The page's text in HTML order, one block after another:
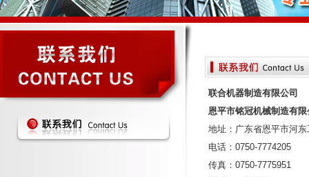
联合机器制造有限公司
恩平市铭冠机械制造有限
地址：广东省恩平市河东
电话：0750-7774205
传真：0750-7775951